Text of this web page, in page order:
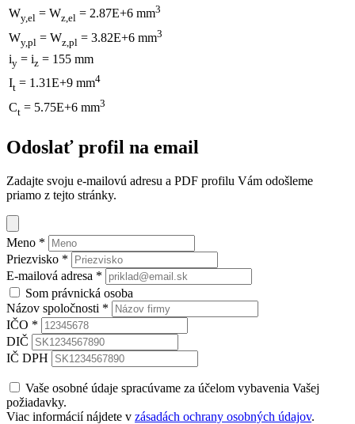
Wy,el = Wz,el = 2.87E+6 mm3
Wy,pl = Wz,pl = 3.82E+6 mm3
iy = iz = 155 mm
It = 1.31E+9 mm4
Ct = 5.75E+6 mm3
Odoslať profil na email
Zadajte svoju e-mailovú adresu a PDF profilu Vám odošleme
priamo z tejto stránky.
Meno *
Priezvisko *
E-mailová adresa *
Som právnická osoba
Názov spoločnosti *
IČO *
DIČ
IČ DPH
Vaše osobné údaje spracúvame za účelom vybavenia Vašej
požiadavky.
Viac informácií nájdete v zásadách ochrany osobných údajov.